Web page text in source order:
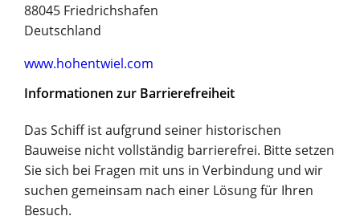
88045 Friedrichshafen
Deutschland
www.hohentwiel.com
Informationen zur Barrierefreiheit
Das Schiff ist aufgrund seiner historischen
Bauweise nicht vollständig barrierefrei. Bitte setzen
Sie sich bei Fragen mit uns in Verbindung und wir
suchen gemeinsam nach einer Lösung für Ihren
Besuch.